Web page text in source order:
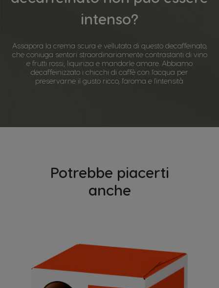
intenso?
Assapora la crema scura e vellutata di questo decaffeinato,
che coniuga sentori straordinariamente contrastanti di vino
e frutti rossi, liquirizia e mandorle amare. Abbiamo
decaffeinizzato i chicchi di caffè con l'acqua per
preservarne il gusto ricco, l'aroma e l'intensità.
Potrebbe piacerti
anche